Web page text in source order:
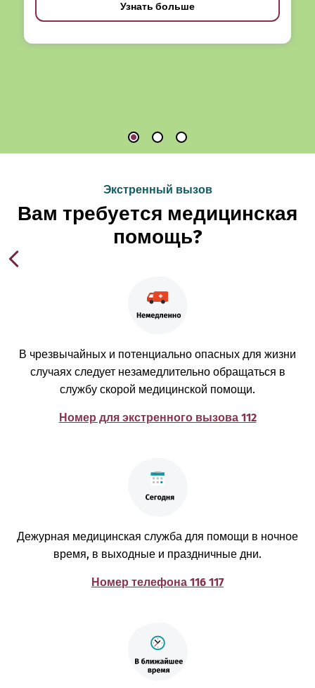
Узнать больше
Экстренный вызов
Вам требуется медицинская
помощь?
В чрезвычайных и потенциально опасных для жизни
случаях следует незамедлительно обращаться в
службу скорой медицинской помощи.
Номер для экстренного вызова 112
Дежурная медицинская служба для помощи в ночное
время, в выходные и праздничные дни.
Номер телефона 116 117